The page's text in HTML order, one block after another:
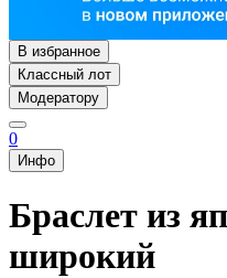
В избранное
Классный лот
Модератору
0
Инфо
Браслет из
широкий